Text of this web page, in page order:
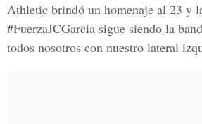
Athletic brindó un homenaje al 23 y
#FuerzaJCGarcia sigue siendo la
todos nosotros con nuestro lateral